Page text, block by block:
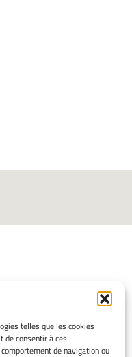
telles que les cookies
de consentir à ces
de navigation ou